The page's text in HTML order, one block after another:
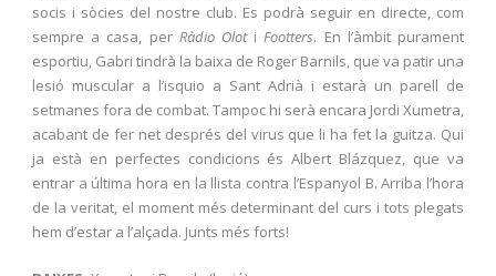
socis i sòcies del nostre club. Es podrà seguir en directe, com
sempre a casa, per Ràdio OlotiFootters. En l’àmbit purament
esportiu, Gabri tindrà la baixa de Roger Barnils, que va patir una
lesió muscular a l’isquio a Sant Adrià i estarà un parell de
setmanes fora de combat. Tampoc hi serà encara Jordi Xumetra,
acabant de fer net després del virus que li ha fet la guitza. Qui
ja està en perfectes condicions és Albert Blázquez, que va
entrar a última hora en la llista contra l’Espanyol B. Arriba l’hora
de la veritat, el moment més determinant del curs i tots plegats
hem d’estar a l’alçada. Junts més forts!